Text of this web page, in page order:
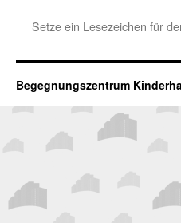
Setze ein Lesezeichen für
Begegnungszentrum